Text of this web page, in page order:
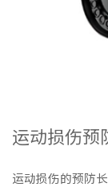
运动损伤预
运动损伤的预防